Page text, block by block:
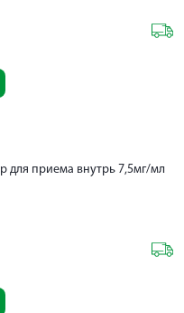
для приема внутрь 7,5мг/мл